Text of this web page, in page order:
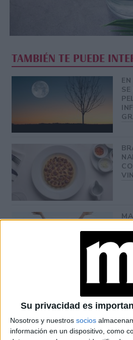
Su privacidad es
Nosotros y nuestros socios
información en un dispositivo, como
TAMBIÉN TE PUEDE